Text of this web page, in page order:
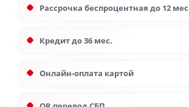
Рассрочка беспроцентная до 12
Кредит до 36 мес.
Онлайн-оплата картой